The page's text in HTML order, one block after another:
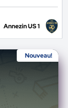
Annezin US 1
Nouveau!